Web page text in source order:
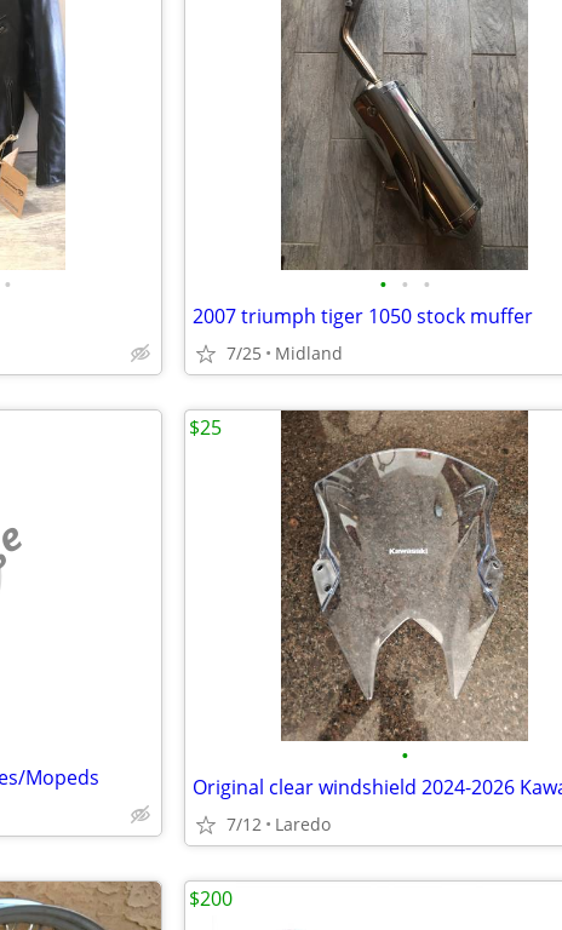
• • • •
2007 triumph tiger 1050 stock muffer
7/25 Midland
Mopeds
•
7/12 Laredo
$25
$200